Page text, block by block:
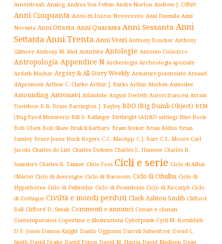
Ameritrash Analog Andrea Von Felten Andre Norton Andrew J. Offutt
Anni Cinquanta Anni di Inizio Novecento Anni Duemila Anni
Novanta Anni Ottanta Anni Quaranta Anni Sessanta Anni
SettantaAnni Trenta Anni Venti Anthony Boucher Anthony
Gilmore Anthony M. Rud Antichità Antologie Antonio Colacicco
Antropologia Appendice N Archeologia Archeologia spaziale
Ardath Mayhar Argosy & All-Story Weekly Armature potenziate Arnaud
d'Apremont Arthur C. Clarke Arthur J. Burks Arthur Machen Asmodee
Astounding Astronavi Atlantide August Derleth Autori francesi Avram
Davidson B.R. Bruss Barrington J. Bayley BDO (Big Dumb Object) BEM
(Bug Eyed Monsters) Bill S. Ballinger Birthright (AD&D setting) Blue Book
Bob Olsen Bob Shaw Brak il barbaro Bram Stoker Brian Aldiss Brian
Lumley Bruce Jones Buck Rogers C.C. MacApp C.J. Barr C.L. Moore Carl
Jacobi Charles de Lint Charles Dickens Charles L. Harness Charles R.
Saunders Charles R. Tanner Chris Foss Cicli e serie Ciclo di Aihai
(Marte) Ciclo di Averoigne Ciclo di Barsoom Ciclo di Cthulhu Ciclo di
Hyperborea Ciclo di Pellucidar Ciclo di Poseidonis Ciclo di Xiccarph Ciclo
di Zothique Civiltà e mondi perduti Clark Ashton Smith Clifford
Ball Clifford D. Simak Commenti e annunci Conan e clonan
Contemporanei Copertine e illustrazioni Cyberpunk Cyril M. Kornbluth
D.F. Jones Damon Knight Danilo Oggionni Darrell Schweitzer David C.
Smith David Drake David Eynon David M. Harris David Madison Dean